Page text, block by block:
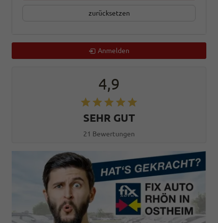
zurücksetzen
Anmelden
4,9
SEHR GUT
21 Bewertungen